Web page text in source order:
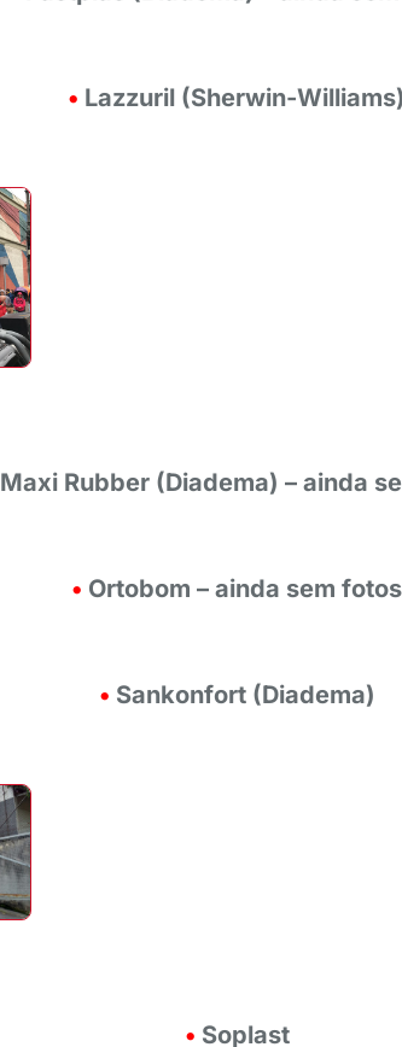
• Lazzuril (Sherwin-Williams)
Maxi Rubber (Diadema) – ainda
• Ortobom – ainda sem fotos
• Sankonfort (Diadema)
• Soplast